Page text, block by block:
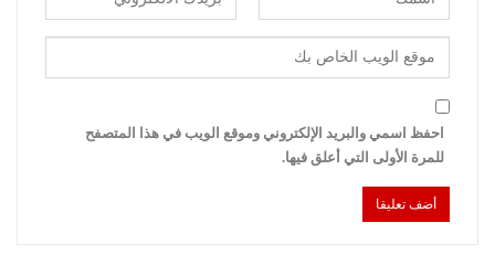
احفظ اسمي والبريد الإلكتروني وموقع الويب في هذا المتصفح
للمرة الأولى التي أعلق فيها.